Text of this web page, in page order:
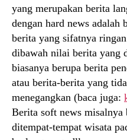
yang merupakan berita
dengan hard news adalah
berita yang sifatnya
dibawah nilai berita yang
biasanya berupa berita
atau berita-berita yang
menegangkan (baca juga:
Berita soft news misalnya
ditempat-tempat wisata